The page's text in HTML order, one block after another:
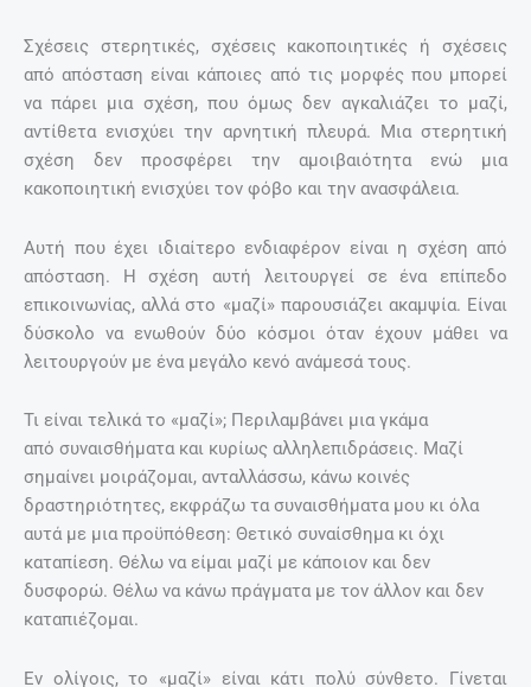
Σχέσεις στερητικές, σχέσεις κακοποιητικές ή σχέσεις
από απόσταση είναι κάποιες από τις μορφές που μπορεί
να πάρει μια σχέση, που όμως δεν αγκαλιάζει το μαζί,
αντίθετα ενισχύει την αρνητική πλευρά. Μια στερητική
σχέση δεν προσφέρει την αμοιβαιότητα ενώ μια
κακοποιητική ενισχύει τον φόβο και την ανασφάλεια.
Αυτή που έχει ιδιαίτερο ενδιαφέρον είναι η σχέση από
απόσταση. Η σχέση αυτή λειτουργεί σε ένα επίπεδο
επικοινωνίας, αλλά στο «μαζί» παρουσιάζει ακαμψία. Είναι
δύσκολο να ενωθούν δύο κόσμοι όταν έχουν μάθει να
λειτουργούν με ένα μεγάλο κενό ανάμεσά τους.
Τι είναι τελικά το «μαζί»; Περιλαμβάνει μια γκάμα
από συναισθήματα και κυρίως αλληλεπιδράσεις. Μαζί
σημαίνει μοιράζομαι, ανταλλάσσω, κάνω κοινές
δραστηριότητες, εκφράζω τα συναισθήματα μου κι όλα
αυτά με μια προϋπόθεση: Θετικό συναίσθημα κι όχι
καταπίεση. Θέλω να είμαι μαζί με κάποιον και δεν
δυσφορώ. Θέλω να κάνω πράγματα με τον άλλον και δεν
καταπιέζομαι.
Εν ολίγοις, το «μαζί» είναι κάτι πολύ σύνθετο. Γίνεται